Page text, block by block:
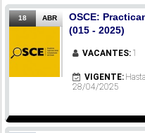
18 ABR
OSCE:
(015 - 2025)
VACANTES: 1
VIGENTE:
28/04/2025